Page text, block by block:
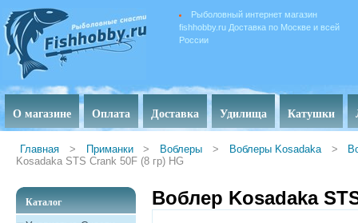
Рыболовный интернет магазин
fishhobby.ru Доставка по Москве и всей
России
О магазине Оплата Доставка Удилища Катушки
Главная > Приманки > Воблеры > Воблеры Kosadaka >
Kosadaka STS Crank 50F (8 гр) HG
Каталог Воблер Kosadaka